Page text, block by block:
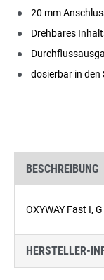
20 mm
Drehbares
dosierbar in den
BESCHREIBUNG
OXYWAY Fast I,
HERSTELLER-